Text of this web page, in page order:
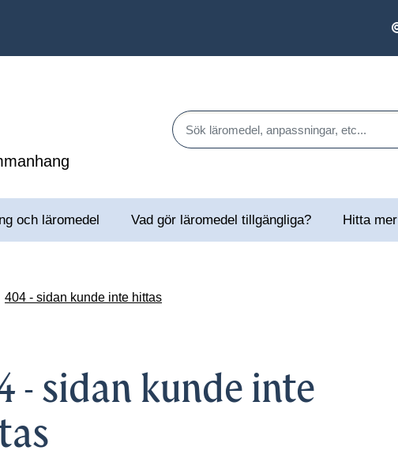
Sök läromedel, anpassningar, etc...
och läromedel Vad gör läromedel tillgängliga? Hitta mer
404 - sidan kunde inte hittas
- sidan kunde inte